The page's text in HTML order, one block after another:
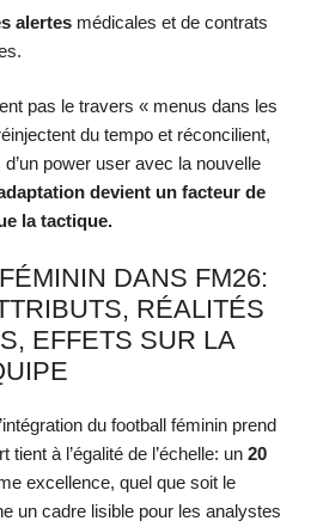
alertes médicales et de contrats
pas le travers « menus dans les
du tempo et réconcilient,
power user avec la nouvelle
devient un facteur de
la tactique.
DANS FM26:
RÉALITÉS
EFFETS SUR LA
du football féminin prend
à l’égalité de l’échelle: un 20
excellence, quel que soit le
un cadre lisible pour les analystes